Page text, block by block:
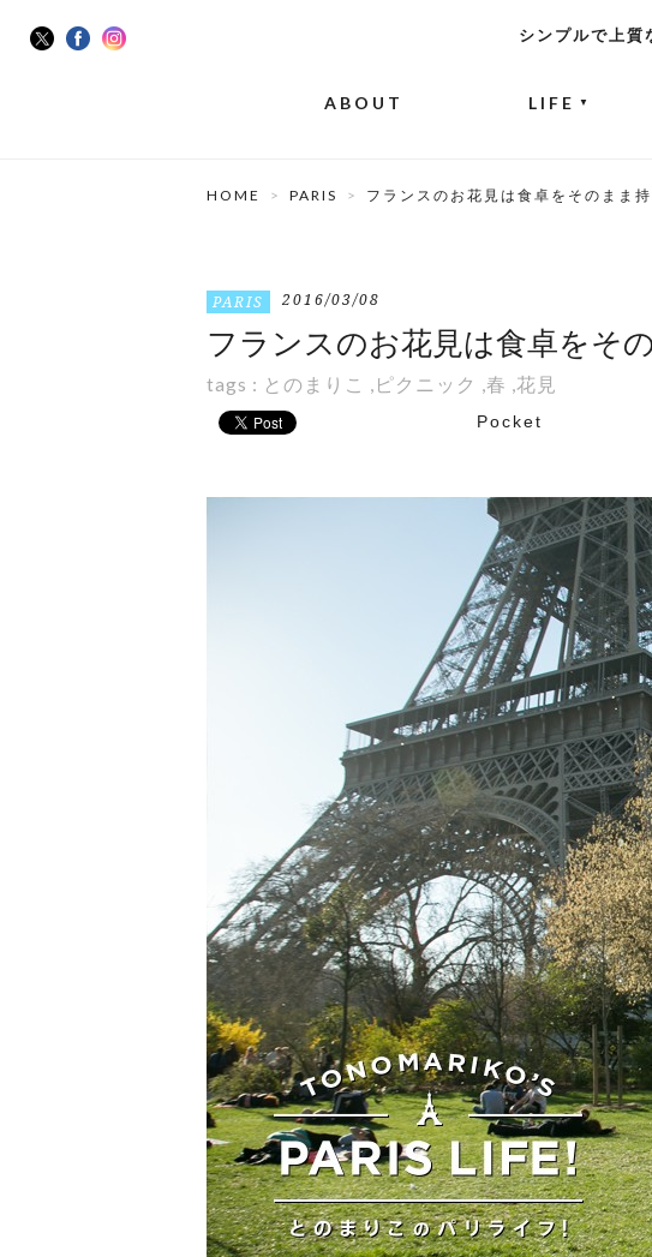
シンプルで上質
ABOUT LIFE ▼
HOME PARIS フランスのお花見は食卓をそのまま
PARIS 2016/03/08
フランスのお花見は食卓をそ
tags : とのまりこ , ピクニック ,春 ,花見
Pocket